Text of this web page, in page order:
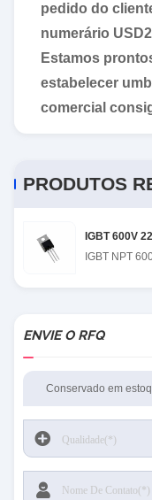
pedido do
numerário USD
Estamos
estabelecer um
comercial
PRODUTOS
IGBT 600V
IGBT NPT
ENVIE O RFQ
Conservado em